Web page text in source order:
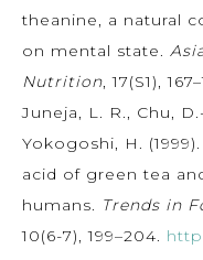
theanine, a natural
on mental state.
Nutrition, 17(S1),
Juneja, L. R., Chu,
Yokogoshi, H.
acid of green tea
humans. Trends in
10(6-7), 199–204.